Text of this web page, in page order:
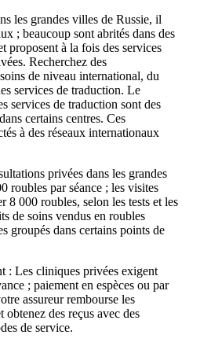
les grandes villes de Russie, il
; beaucoup sont abrités dans des
proposent à la fois des services
Recherchez des
de niveau international, du
services de traduction. Le
services de traduction sont des
certains centres. Ces
à des réseaux internationaux
privées dans les grandes
roubles par séance ; les visites
8 000 roubles, selon les tests et les
de soins vendus en roubles
groupés dans certains points de
: Les cliniques privées exigent
; paiement en espèces ou par
assureur rembourse les
obtenez des reçus avec des
de service.